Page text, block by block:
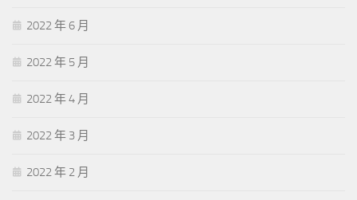
2022 年 6 月
2022 年 5 月
2022 年 4 月
2022 年 3 月
2022 年 2 月